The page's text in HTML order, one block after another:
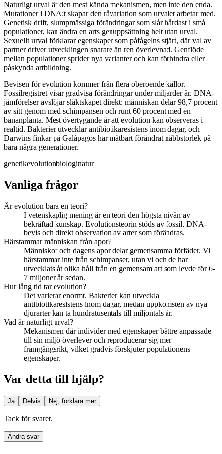
Naturligt urval är den mest kända mekanismen, men inte den enda.
Mutationer i DNA:t skapar den råvariation som urvalet arbetar med.
Genetisk drift, slumpmässiga förändringar som slår hårdast i små
populationer, kan ändra en arts genuppsättning helt utan urval.
Sexuellt urval förklarar egenskaper som påfågelns stjärt, där val av
partner driver utvecklingen snarare än ren överlevnad. Genflöde
mellan populationer sprider nya varianter och kan förhindra eller
påskynda artbildning.
Bevisen för evolution kommer från flera oberoende källor.
Fossilregistret visar gradvisa förändringar under miljarder år. DNA-
jämförelser avslöjar släktskapet direkt: människan delar 98,7 procent
av sitt genom med schimpansen och runt 60 procent med en
bananplanta. Mest övertygande är att evolution kan observeras i
realtid. Bakterier utvecklar antibiotikaresistens inom dagar, och
Darwins finkar på Galápagos har mätbart förändrat näbbstorlek på
bara några generationer.
genetikevolutionbiologinatur
Vanliga frågor
Är evolution bara en teori?
I vetenskaplig mening är en teori den högsta nivån av
bekräftad kunskap. Evolutionsteorin stöds av fossil, DNA-
bevis och direkt observation av arter som förändras.
Härstammar människan från apor?
Människor och dagens apor delar gemensamma förfäder. Vi
härstammar inte från schimpanser, utan vi och de har
utvecklats åt olika håll från en gemensam art som levde för 6-
7 miljoner år sedan.
Hur lång tid tar evolution?
Det varierar enormt. Bakterier kan utveckla
antibiotikaresistens inom dagar, medan uppkomsten av nya
djurarter kan ta hundratusentals till miljontals år.
Vad är naturligt urval?
Mekanismen där individer med egenskaper bättre anpassade
till sin miljö överlever och reproducerar sig mer
framgångsrikt, vilket gradvis förskjuter populationens
egenskaper.
Var detta till hjälp?
Ja Delvis Nej, förklara mer
Tack för svaret.
Ändra svar